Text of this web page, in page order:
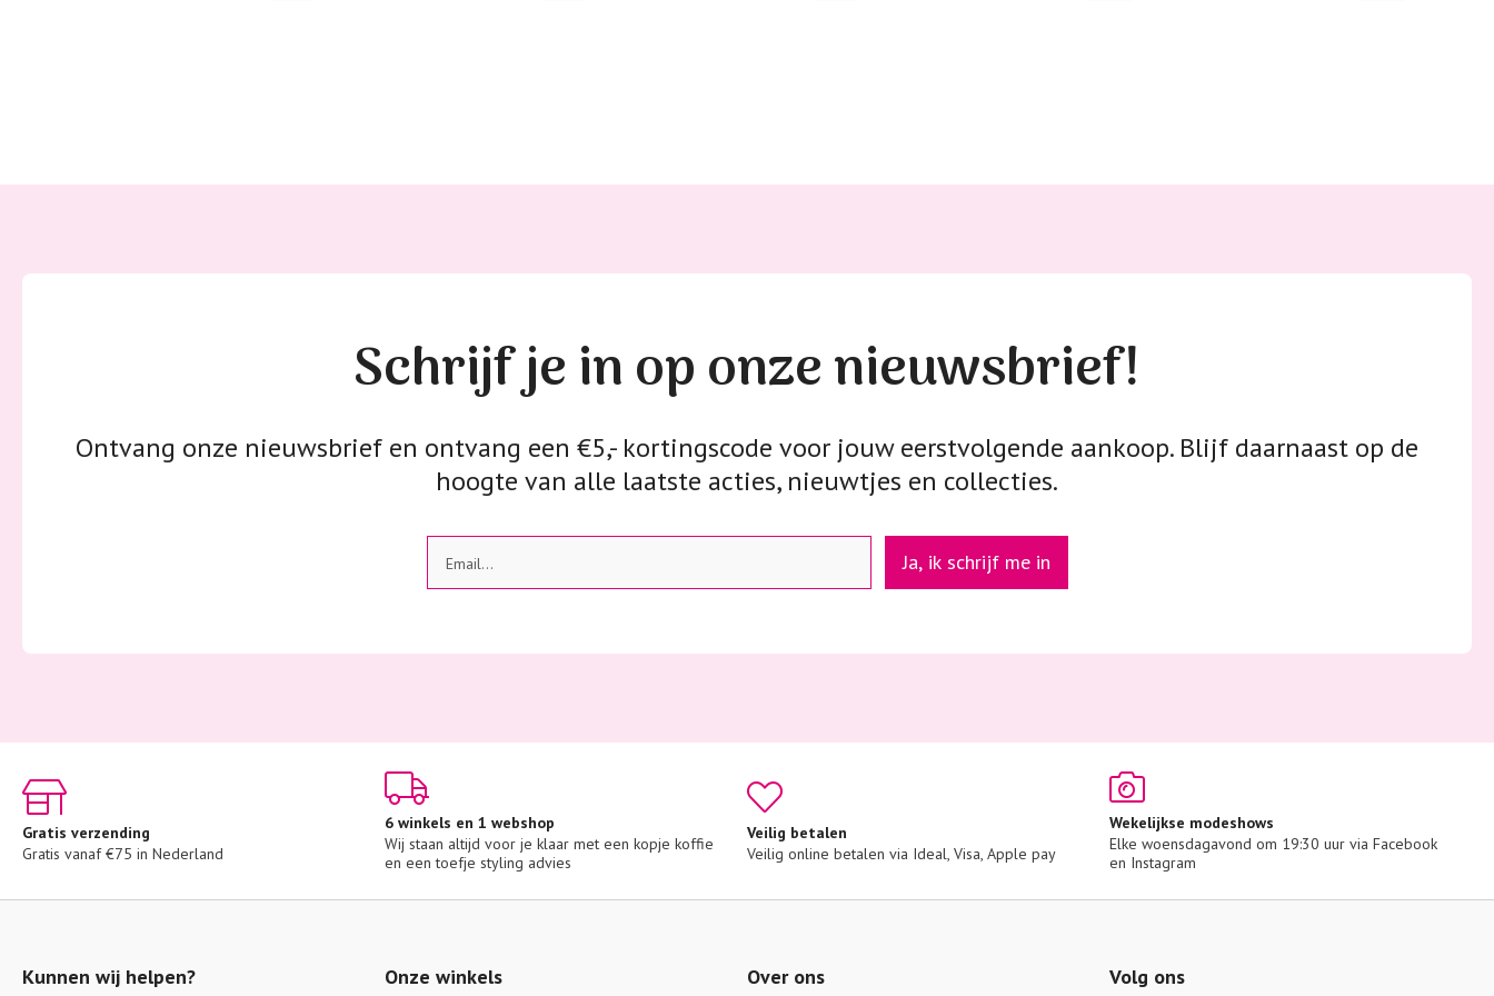
Schrijf je in op onze nieuwsbrief!
Ontvang onze nieuwsbrief en ontvang een €5,- kortingscode voor jouw eerstvolgende aankoop. Blijf daarnaast op de
hoogte van alle laatste acties, nieuwtjes en collecties.
Ja, ik schrijf me in
Gratis verzending
Gratis vanaf €75 in Nederland
6 winkels en 1 webshop
Wij staan altijd voor je klaar met een kopje koffie
en een toefje styling advies
Veilig betalen
Veilig online betalen via Ideal, Visa, Apple pay
Wekelijkse modeshows
Elke woensdagavond om 19:30 uur via Facebook
en Instagram
Kunnen wij helpen? Onze winkels Over ons Volg ons